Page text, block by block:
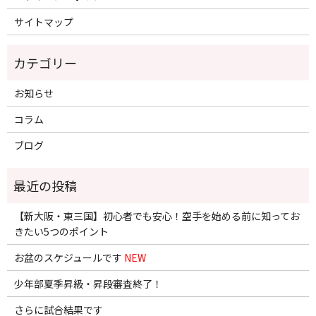
サイトマップ
お知らせ
コラム
ブログ
【新大阪・東三国】初心者でも安心！空手を始める前に知ってお
きたい5つのポイント
お盆のスケジュールです NEW
少年部夏季昇級・昇段審査終了！
さらに試合結果です